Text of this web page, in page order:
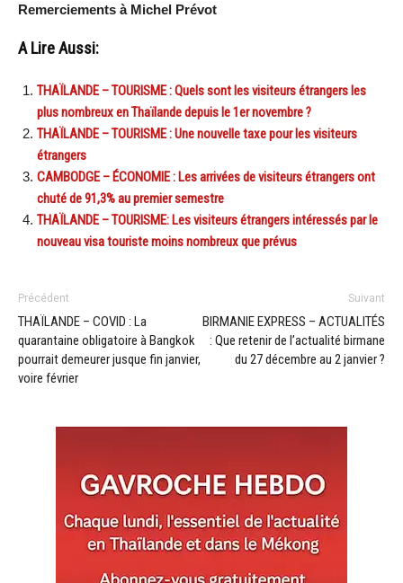
Remerciements à Michel Prévot
A Lire Aussi:
THAÏLANDE – TOURISME : Quels sont les visiteurs étrangers les
plus nombreux en Thaïlande depuis le 1er novembre ?
THAÏLANDE – TOURISME : Une nouvelle taxe pour les visiteurs
étrangers
CAMBODGE – ÉCONOMIE : Les arrivées de visiteurs étrangers ont
chuté de 91,3% au premier semestre
THAÏLANDE – TOURISME: Les visiteurs étrangers intéressés par le
nouveau visa touriste moins nombreux que prévus
Précédent
THAÏLANDE – COVID : La
quarantaine obligatoire à Bangkok
pourrait demeurer jusque fin janvier,
voire février
Suivant
BIRMANIE EXPRESS – ACTUALITÉS
: Que retenir de l’actualité birmane
du 27 décembre au 2 janvier ?